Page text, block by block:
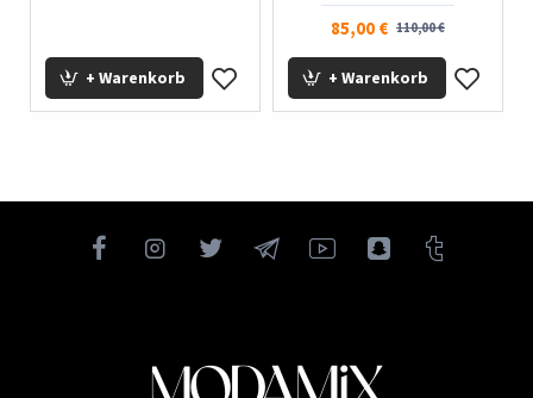
+ Warenkorb
85,00 € 110,00 €
+ Warenkorb